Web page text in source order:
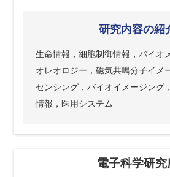
研究内容の紹
生命情報，細胞制御情報，バイオ
オレオロジー，磁気共鳴分子イメ
センシング，バイオイメージング
情報，医用システム
電子科学研究